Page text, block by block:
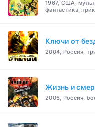
1967, США,
фантастика,
Ключи от
2004, Россия,
Жизнь и
2006, Россия,